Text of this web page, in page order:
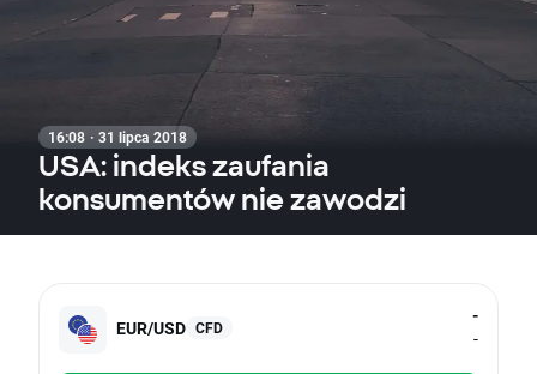
16:08 · 31 lipca 2018
USA: indeks zaufania
konsumentów nie zawodzi
EUR/USD CFD
-
-